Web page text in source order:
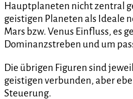
Hauptplaneten nicht zentral
geistigen Planeten als Ideale
Mars bzw. Venus Einfluss, es
Dominanzstreben und um
Die übrigen Figuren sind
geistigen verbunden, aber
Steuerung.